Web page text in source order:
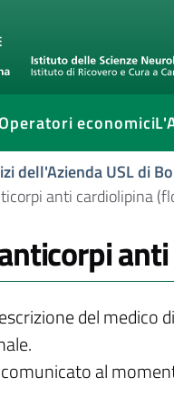
economici
dell'Azienda USL di
anti cardiolipina
del medico
al